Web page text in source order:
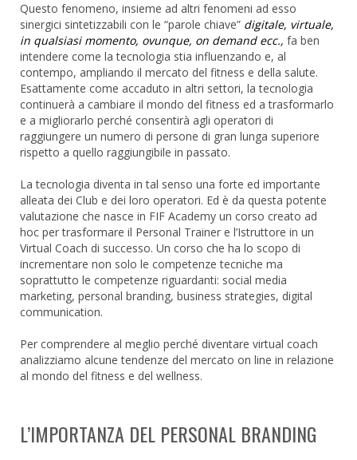
Questo fenomeno, insieme ad altri fenomeni ad esso
sinergici sintetizzabili con le “parole chiave” digitale, virtuale,
in qualsiasi momento, ovunque, on demand ecc., fa ben
intendere come la tecnologia stia influenzando e, al
contempo, ampliando il mercato del fitness e della salute.
Esattamente come accaduto in altri settori, la tecnologia
continuerà a cambiare il mondo del fitness ed a trasformarlo
e a migliorarlo perché consentirà agli operatori di
raggiungere un numero di persone di gran lunga superiore
rispetto a quello raggiungibile in passato.
La tecnologia diventa in tal senso una forte ed importante
alleata dei Club e dei loro operatori. Ed è da questa potente
valutazione che nasce in FIF Academy un corso creato ad
hoc per trasformare il Personal Trainer e l’Istruttore in un
Virtual Coach di successo. Un corso che ha lo scopo di
incrementare non solo le competenze tecniche ma
soprattutto le competenze riguardanti: social media
marketing, personal branding, business strategies, digital
communication.
Per comprendere al meglio perché diventare virtual coach
analizziamo alcune tendenze del mercato on line in relazione
al mondo del fitness e del wellness.
L’IMPORTANZA DEL PERSONAL BRANDING